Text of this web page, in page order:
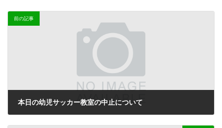
前の記事
本日の幼児サッカー教室の中止について